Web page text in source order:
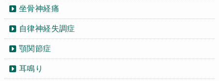
坐骨神経痛
自律神経失調症
顎関節症
耳鳴り